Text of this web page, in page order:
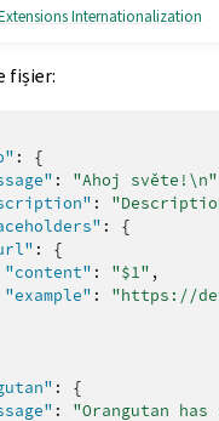
Internationalization
fișier:
:
{
: "Ahoj světe!\n"
:
:
{
:
{
"content" : "$1" ,
"example" :
"https://
:
{
: "Orangutan has